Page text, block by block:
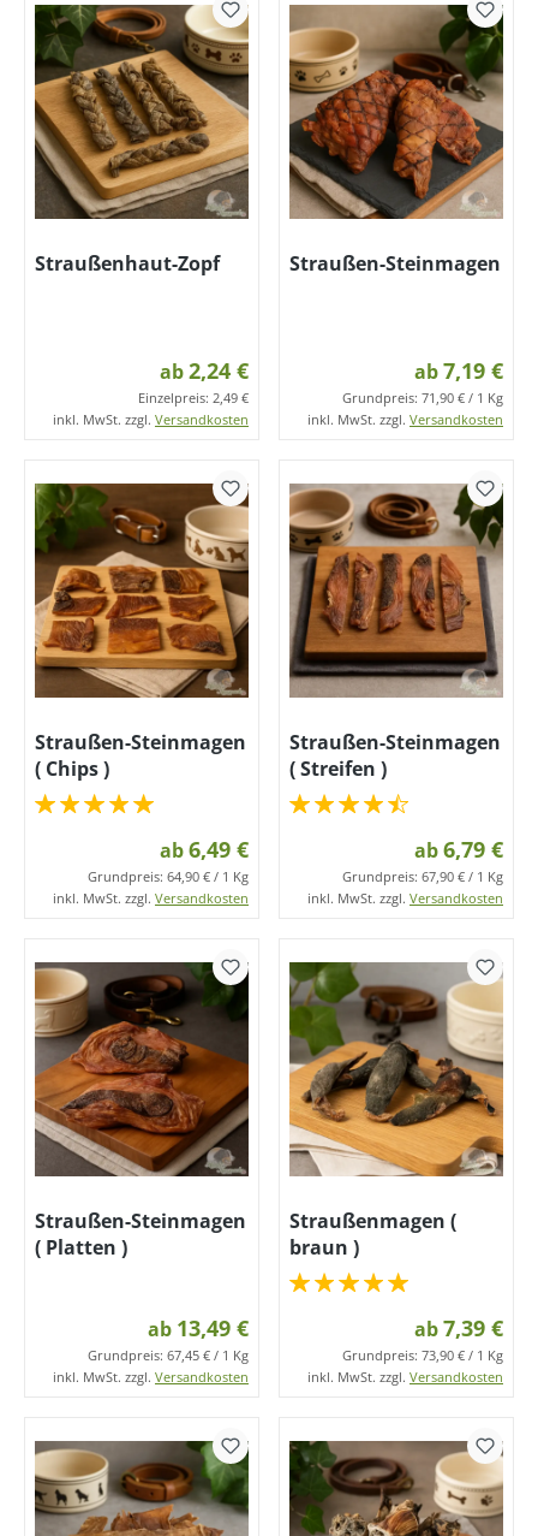
Straußenhaut-Zopf
ab2,24 €
Einzelpreis: 2,49 €
inkl. MwSt. zzgl. Versandkosten
Straußen-Steinmagen
ab7,19 €
Grundpreis: 71,90 € / 1 Kg
inkl. MwSt. zzgl. Versandkosten
Straußen-Steinmagen
( Chips )
ab6,49 €
Grundpreis: 64,90 € / 1 Kg
inkl. MwSt. zzgl. Versandkosten
Straußen-Steinmagen
( Streifen )
ab6,79 €
Grundpreis: 67,90 € / 1 Kg
inkl. MwSt. zzgl. Versandkosten
Straußen-Steinmagen
( Platten )
ab 13,49 €
Grundpreis: 67,45 € / 1 Kg
inkl. MwSt. zzgl. Versandkosten
Straußenmagen (
braun )
ab7,39 €
Grundpreis: 73,90 € / 1 Kg
inkl. MwSt. zzgl. Versandkosten